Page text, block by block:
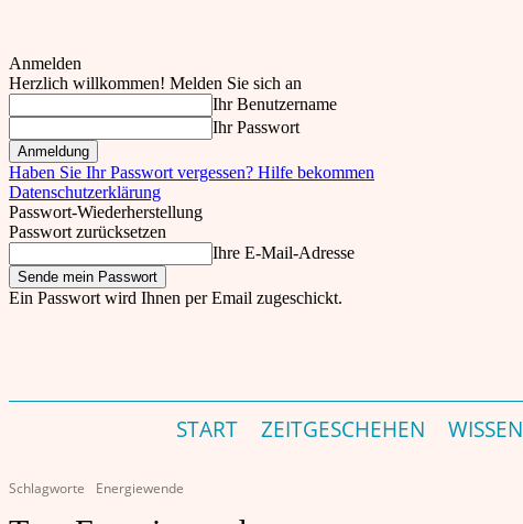
Anmelden
Herzlich willkommen! Melden Sie sich an
Ihr Benutzername
Ihr Passwort
Haben Sie Ihr Passwort vergessen? Hilfe bekommen
Datenschutzerklärung
Passwort-Wiederherstellung
Passwort zurücksetzen
Ihre E-Mail-Adresse
Ein Passwort wird Ihnen per Email zugeschickt.
START ZEITGESCHEHEN WISSEN
Schlagworte Energiewende